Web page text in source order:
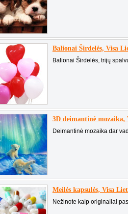
Balionai Širdelės, Visa
Balionai Širdelės, trijų
3D deimantinė mozaika,
Deimantinė mozaika dar
Meilės kapsulės, Visa
Nežinote kaip originaliai